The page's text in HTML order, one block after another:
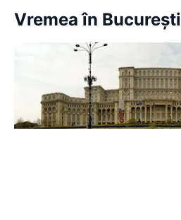
Vremea în Bucureşti